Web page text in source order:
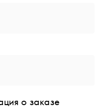
о заказе